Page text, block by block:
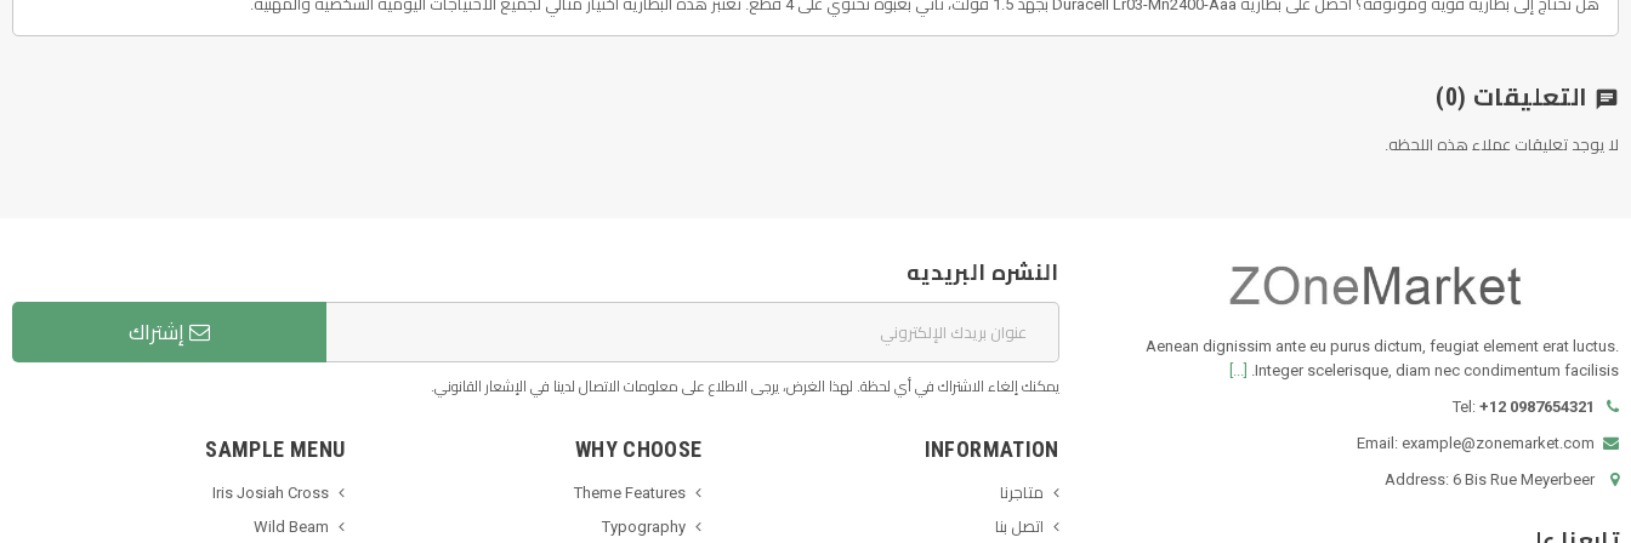
هل تحتاج إلى بطارية قوية وموثوقة؟ احصل على بطارية Duracell Lr03-Mn2400-Aaa بجهد 1.5 فولت، تأتي بعبوة تحتوي على 4 قطع. تعتبر هذه البطارية اختيار مثالي لجميع الاحتياجات اليومية الشخصية والمهنية.
chat التعليقات (0)
لا يوجد تعليقات عملاء هذه اللحظه.
Aenean dignissim ante eu purus dictum, feugiat element erat luctus.
Integer scelerisque, diam nec condimentum facilisis.
Tel: +12 0987654321
Email: example@zonemarket.com
Address: 6 Bis Rue Meyerbeer
النشره البريديه
إشتراك
يمكنك إلغاء الاشتراك في أي لحظة. لهذا الغرض، يرجى الاطلاع على معلومات الاتصال لدينا في الإشعار القانوني.
INFORMATION
متاجرنا
اتصل بنا
WHY CHOOSE
Theme Features
Typography
SAMPLE MENU
Iris Josiah Cross
Wild Beam